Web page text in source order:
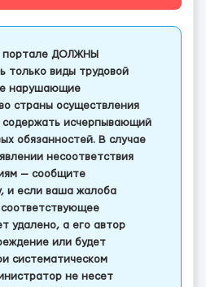
портале ДОЛЖНЫ
только виды трудовой
нарушающие
страны осуществления
содержать исчерпывающий
обязанностей. В случае
несоответствия
— сообщите
и если ваша жалоба
удалено, а его автор
или будет
систематическом
не несет